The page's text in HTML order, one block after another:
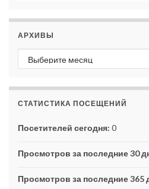
АРХИВЫ
Архивы
СТАТИСТИКА ПОСЕЩЕНИЙ
Посетителей сегодня: 0
Просмотров за последние 30
Просмотров за последние 365